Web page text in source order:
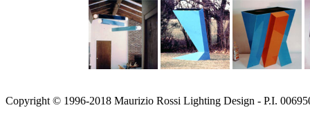
Copyright © 1996-2018 Maurizio Rossi Lighting Design - P.I.